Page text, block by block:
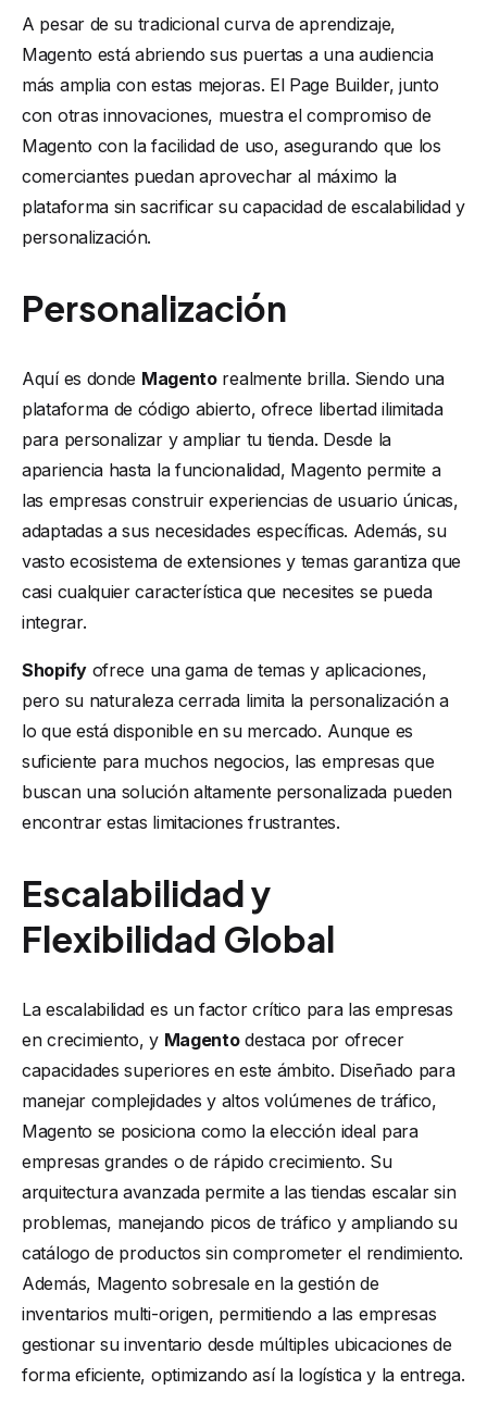
A pesar de su tradicional curva de aprendizaje,
Magento está abriendo sus puertas a una audiencia
más amplia con estas mejoras. El Page Builder, junto
con otras innovaciones, muestra el compromiso de
Magento con la facilidad de uso, asegurando que los
comerciantes puedan aprovechar al máximo la
plataforma sin sacrificar su capacidad de escalabilidad y
personalización.
Personalización
Aquí es donde Magentorealmente brilla. Siendo una
plataforma de código abierto, ofrece libertad ilimitada
para personalizar y ampliar tu tienda. Desde la
apariencia hasta la funcionalidad, Magento permite a
las empresas construir experiencias de usuario únicas,
adaptadas a sus necesidades específicas. Además, su
vasto ecosistema de extensiones y temas garantiza que
casi cualquier característica que necesites se pueda
integrar.
Shopifyofrece una gama de temas y aplicaciones,
pero su naturaleza cerrada limita la personalización a
lo que está disponible en su mercado. Aunque es
suficiente para muchos negocios, las empresas que
buscan una solución altamente personalizada pueden
encontrar estas limitaciones frustrantes.
Escalabilidad y
Flexibilidad Global
La escalabilidad es un factor crítico para las empresas
en crecimiento, y Magentodestaca por ofrecer
capacidades superiores en este ámbito. Diseñado para
manejar complejidades y altos volúmenes de tráfico,
Magento se posiciona como la elección ideal para
empresas grandes o de rápido crecimiento. Su
arquitectura avanzada permite a las tiendas escalar sin
problemas, manejando picos de tráfico y ampliando su
catálogo de productos sin comprometer el rendimiento.
Además, Magento sobresale en la gestión de
inventarios multi-origen, permitiendo a las empresas
gestionar su inventario desde múltiples ubicaciones de
forma eficiente, optimizando así la logística y la entrega.